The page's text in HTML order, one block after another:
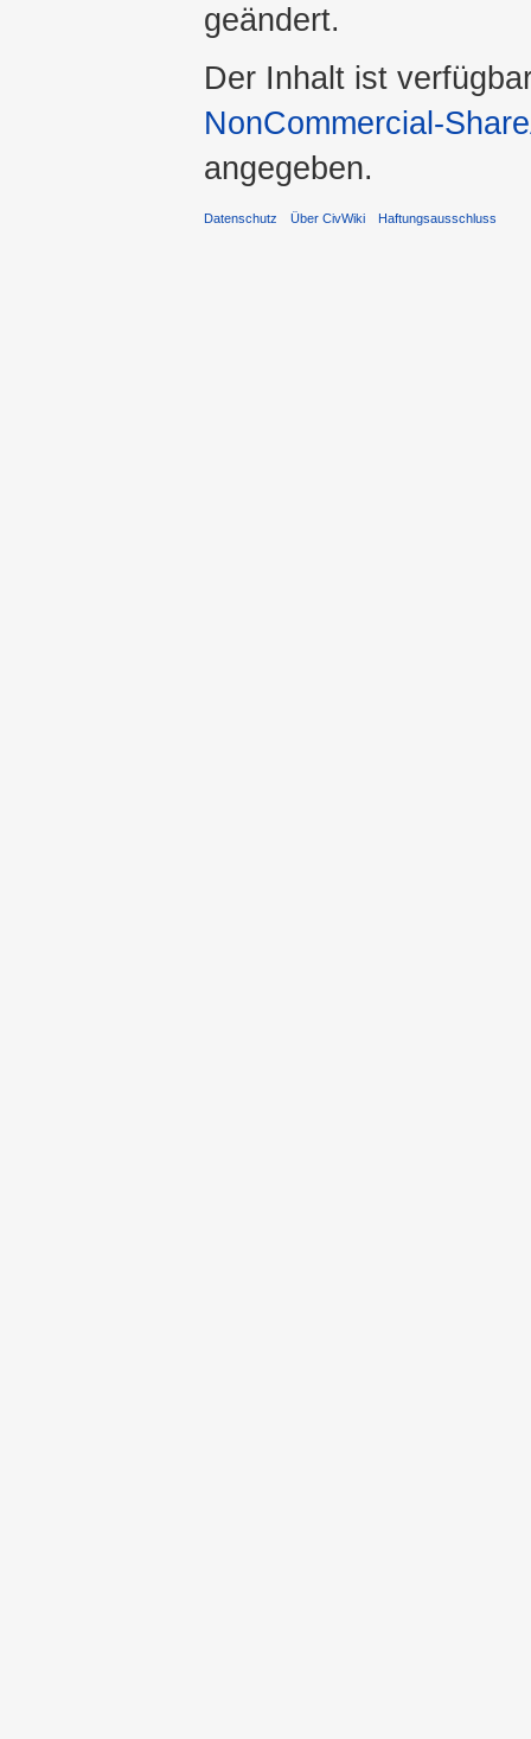
geändert.
Der Inhalt ist
NonCommercial-
angegeben.
Datenschutz Über CivWiki Haftungsausschluss